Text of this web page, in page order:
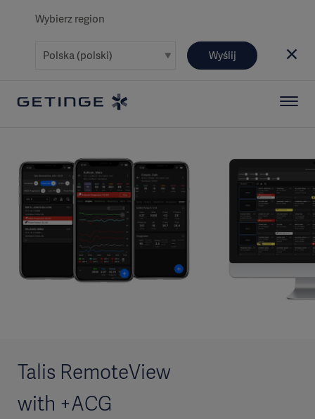
Wybierz region
Wyślij
Talis RemoteView
with +ACG